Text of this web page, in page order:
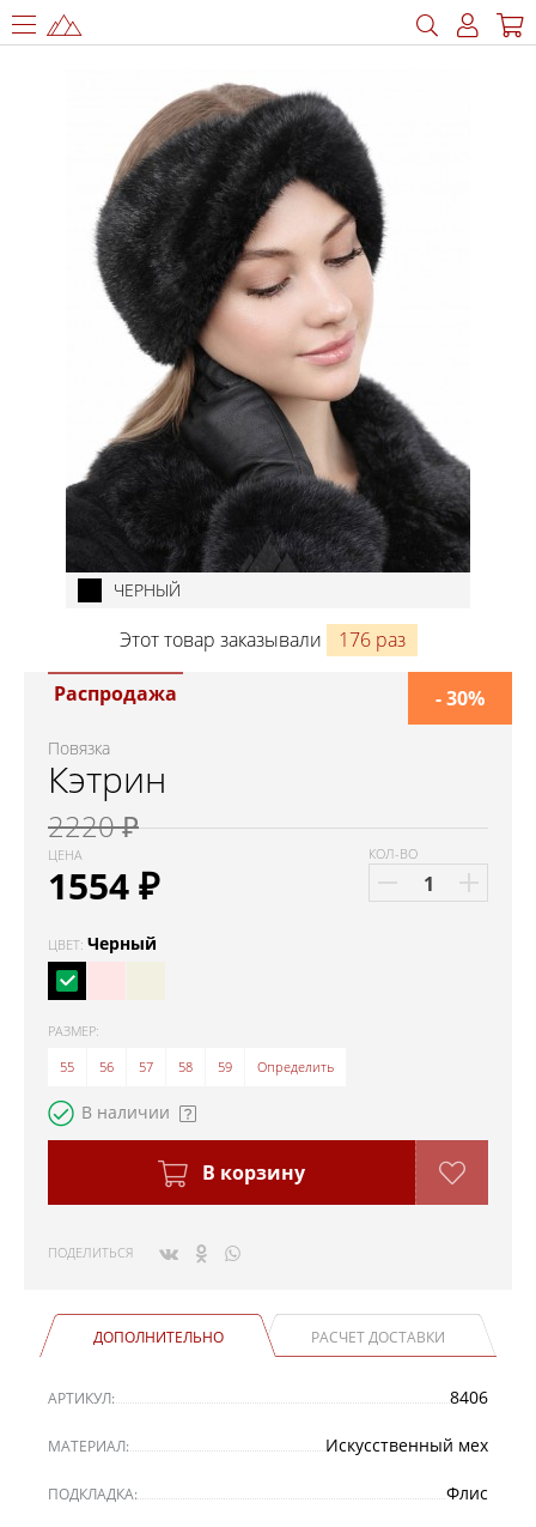
ЧЕРНЫЙ
Этот товар заказывали 176 раз
Распродажа
Повязка
Кэтрин
2220 ₽
ЦЕНА
1554₽
- 30%
КОЛ-ВО
ЦВЕТ: Черный
РАЗМЕР:
55
56 57 58 59 Определить
В наличии
В корзину
ПОДЕЛИТЬСЯ
ДОПОЛНИТЕЛЬНО РАСЧЕТ ДОСТАВКИ
АРТИКУЛ: 8406
МАТЕРИАЛ: Искусственный мех
ПОДКЛАДКА: Флис